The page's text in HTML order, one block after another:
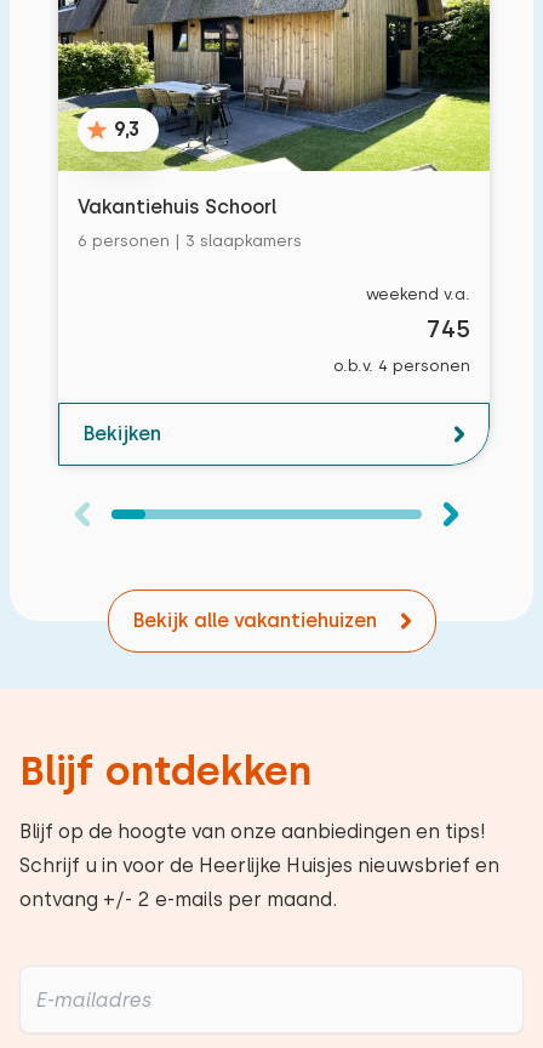
9,3
Vakantiehuis Schoorl
6 personen | 3 slaapkamers
weekend v.a.
745
o.b.v. 4 personen
Bekijken
Bekijk alle vakantiehuizen
Blijf ontdekken
Blijf op de hoogte van onze aanbiedingen en tips!
Schrijf u in voor de Heerlijke Huisjes nieuwsbrief en
ontvang +/- 2 e-mails per maand.